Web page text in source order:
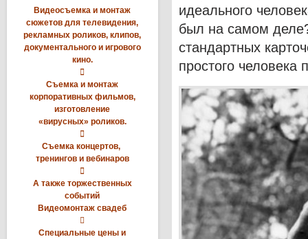
Видеосъемка и монтаж
сюжетов для телевидения,
рекламных роликов, клипов,
документального и игрового
кино.

Съемка и монтаж
корпоративных фильмов,
изготовление
«вирусных» роликов.

Съемка концертов,
тренингов и вебинаров

А также торжественных
событий
Видеомонтаж свадеб

Специальные цены и
идеального
был на самом
стандартных
простого